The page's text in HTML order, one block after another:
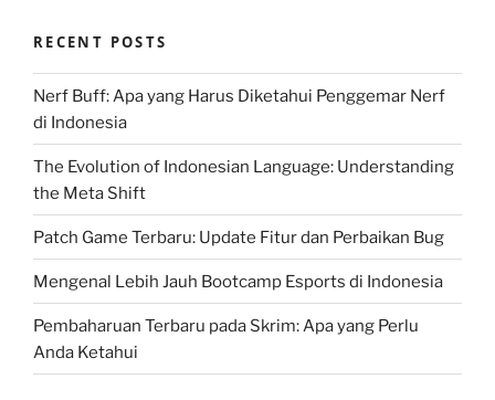
RECENT POSTS
Nerf Buff: Apa yang Harus Diketahui Penggemar Nerf
di Indonesia
The Evolution of Indonesian Language: Understanding
the Meta Shift
Patch Game Terbaru: Update Fitur dan Perbaikan Bug
Mengenal Lebih Jauh Bootcamp Esports di Indonesia
Pembaharuan Terbaru pada Skrim: Apa yang Perlu
Anda Ketahui